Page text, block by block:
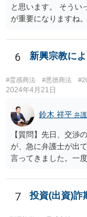
と思います。 そうい
が重要になりますね。
6 新興宗教に
#霊感商法 #悪徳商法
2024年4月21日
鈴木 祥平 弁
【質問】先日、交渉
が、急に弁護士が出
言ってきました。一
答】弁護士が出てく
うことは、よくある
ていない以上は、交
7 投資(出資)詐